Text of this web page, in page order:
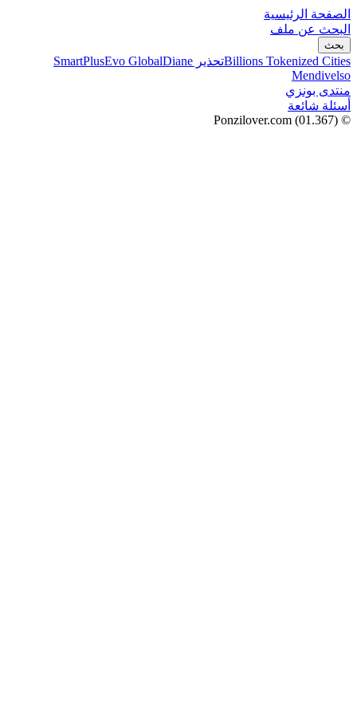
الصفحة الرئيسية
البحث عن ملف
بحث
Billions Tokenized Citiesتحذير SmartPlus Evo GlobalDiane
Mendivelso
منتدى بونزي
أسئلة شائعة
© Ponzilover.com
(01.367)